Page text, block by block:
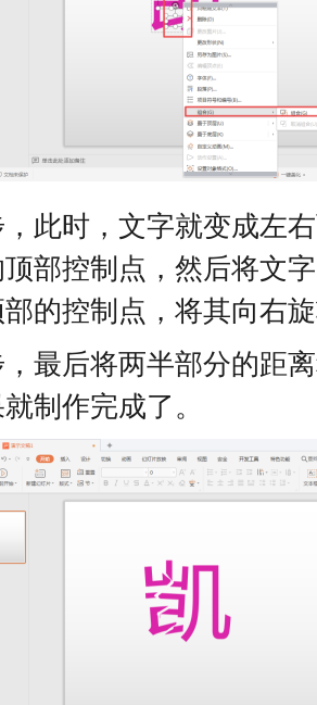
时，文字就变成左右
部控制点，然后将文
的控制点，将其向右
后将两半部分的距离
制作完成了。